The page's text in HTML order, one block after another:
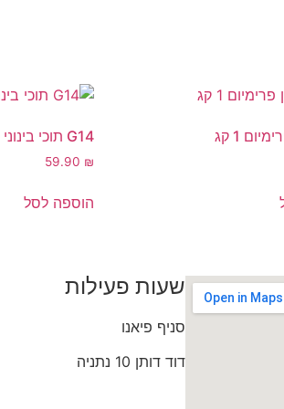
1 קג G14 תוכי בינוני טרופי 1 קג
59.90 ₪
הוספה לסל
שעות פעילות
סניף פיאנו
דוד דותן 10 נתניה